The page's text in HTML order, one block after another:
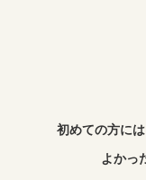
初めての方に
よかっ